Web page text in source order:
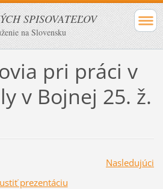
SPISOVATEĽOV
na Slovensku
pri práci v
v Bojnej 25. ž.
Nasledujúci
prezentáciu